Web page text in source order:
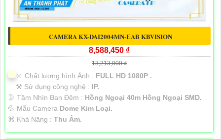
CAMERA KX-DAI2004MN-EAB KBVISION
8,588,450 ₫
13,213,000 ₫
🔆 Chất lượng hình Ảnh : FULL HD 1080P .
⚒ Sử dụng công nghệ : IP.
🌛 Tầm Nhìn Ban Đêm : Hồng Ngoại 40m Hồng Ngoại SMD.
💦 Mẫu Camera Dome Kim Loại.
️⌘ Khả Năng : Thu Âm.